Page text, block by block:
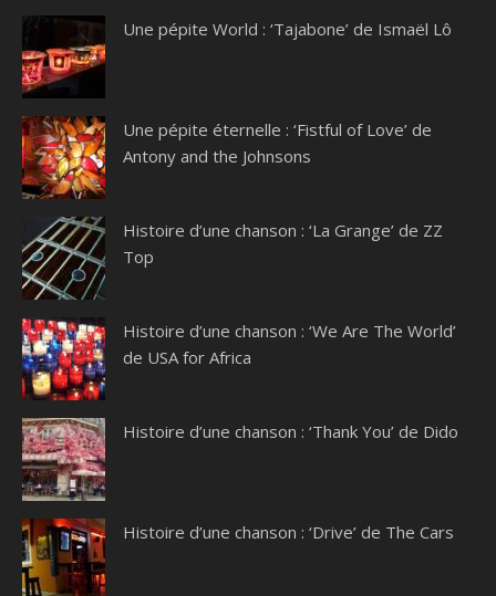
Une pépite World : ‘Tajabone’ de Ismaël Lô
Une pépite éternelle : ‘Fistful of Love’ de
Antony and the Johnsons
Histoire d’une chanson : ‘La Grange’ de ZZ
Top
Histoire d’une chanson : ‘We Are The World’
de USA for Africa
Histoire d’une chanson : ‘Thank You’ de Dido
Histoire d’une chanson : ‘Drive’ de The Cars